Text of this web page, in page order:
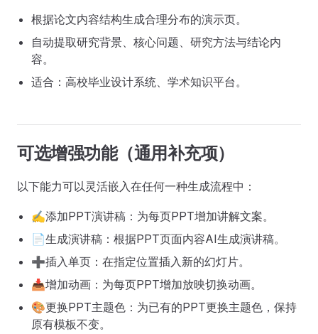
根据论文内容结构生成合理分布的演示页。
自动提取研究背景、核心问题、研究方法与结论内
容。
适合：高校毕业设计系统、学术知识平台。
可选增强功能（通用补充项）
以下能力可以灵活嵌入在任何一种生成流程中：
✍️添加PPT演讲稿：为每页PPT增加讲解文案。
📄生成演讲稿：根据PPT页面内容AI生成演讲稿。
➕插入单页：在指定位置插入新的幻灯片。
📥增加动画：为每页PPT增加放映切换动画。
🎨更换PPT主题色：为已有的PPT更换主题色，保持
原有模板不变。